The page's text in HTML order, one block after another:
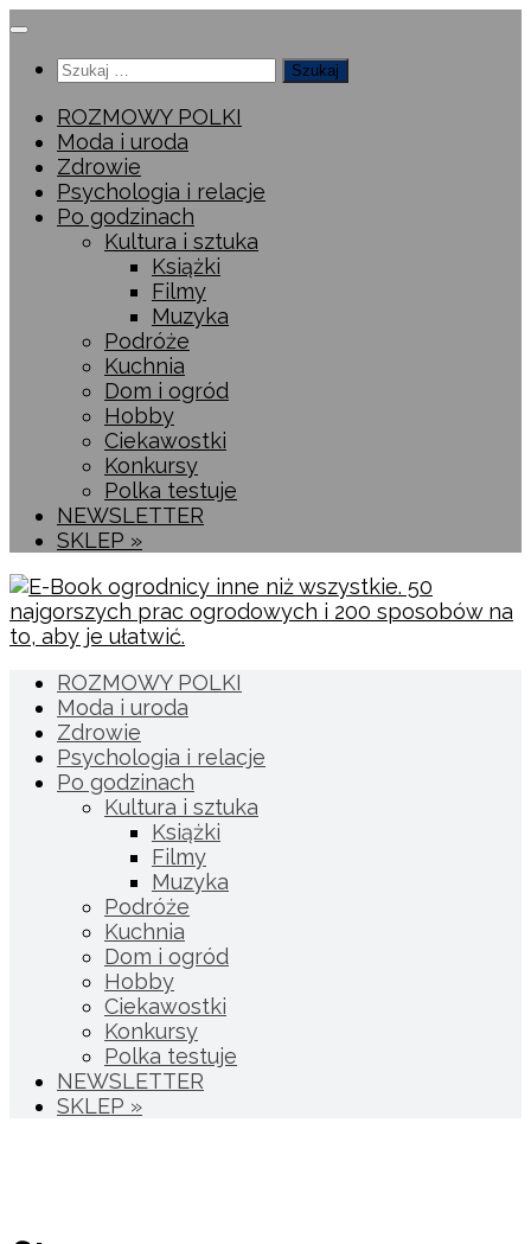
Przeskocz
treściSzukaj:
ROZMOWY POLKI
Moda i uroda
Zdrowie
Psychologia i relacje
Po godzinach
Kultura i sztuka
Książki
Filmy
Muzyka
Podróże
Kuchnia
Dom i ogród
Hobby
Ciekawostki
Konkursy
Polka testuje
NEWSLETTER
SKLEP »
ROZMOWY POLKI
Moda i uroda
Zdrowie
Psychologia i relacje
Po godzinach
Kultura i sztuka
Książki
Filmy
Muzyka
Podróże
Kuchnia
Dom i ogród
Hobby
Ciekawostki
Konkursy
Polka testuje
NEWSLETTER
SKLEP »